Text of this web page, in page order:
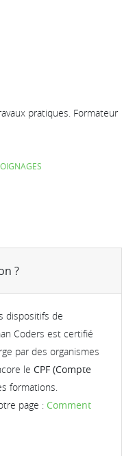
pratiques. Formateur
?
dispositifs de
Coders est certifié
par des organismes
le CPF (Compte
formations.
page : Comment